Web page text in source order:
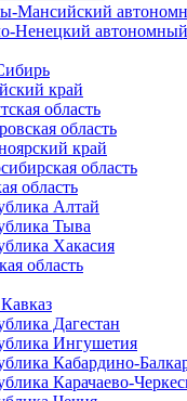
Мансийский
Ненецкий
край
область
область
край
область
область
Алтай
Тыва
Хакасия
область
Дагестан
Ингушетия
Кабардино-
Карачаево-